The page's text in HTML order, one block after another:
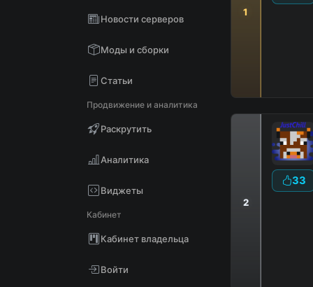
Новости серверов
Моды и сборки
Статьи
Продвижение и аналитика
Раскрутить
Аналитика
Виджеты
Кабинет
Кабинет владельца
Войти
1
2
33